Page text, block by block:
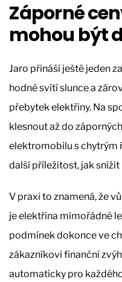
Záporné
mohou být
Jaro přináší ještě jeden
hodně svítí slunce a
přebytek elektřiny. Na
klesnout až do
elektromobilu s chytrým
další příležitost, jak snížit
V praxi to znamená, že
je elektřina mimořádně
podmínek dokonce ve
zákazníkovi finanční
automaticky pro